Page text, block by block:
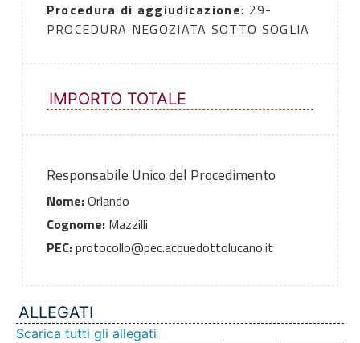
Procedura di aggiudicazione: 29-
PROCEDURA NEGOZIATA SOTTO SOGLIA
IMPORTO TOTALE
Responsabile Unico del Procedimento
Nome:Orlando
Cognome:Mazzilli
PEC:protocollo@pec.acquedottolucano.it
ALLEGATI
Scarica tutti gli allegati